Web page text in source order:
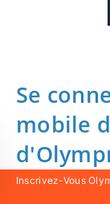
Se
mobile
Si vous
Inscrivez-Vous